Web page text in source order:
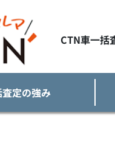
CTN車一括
定の強み